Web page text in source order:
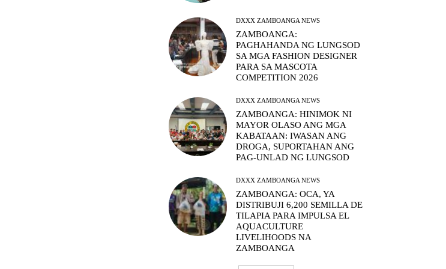
DXXX ZAMBOANGA NEWS
ZAMBOANGA:
PAGHAHANDA NG LUNGSOD
SA MGA FASHION DESIGNER
PARA SA MASCOTA
COMPETITION 2026
DXXX ZAMBOANGA NEWS
ZAMBOANGA: HINIMOK NI
MAYOR OLASO ANG MGA
KABATAAN: IWASAN ANG
DROGA, SUPORTAHAN ANG
PAG-UNLAD NG LUNGSOD
DXXX ZAMBOANGA NEWS
ZAMBOANGA: OCA, YA
DISTRIBUJI 6,200 SEMILLA DE
TILAPIA PARA IMPULSA EL
AQUACULTURE
LIVELIHOODS NA
ZAMBOANGA